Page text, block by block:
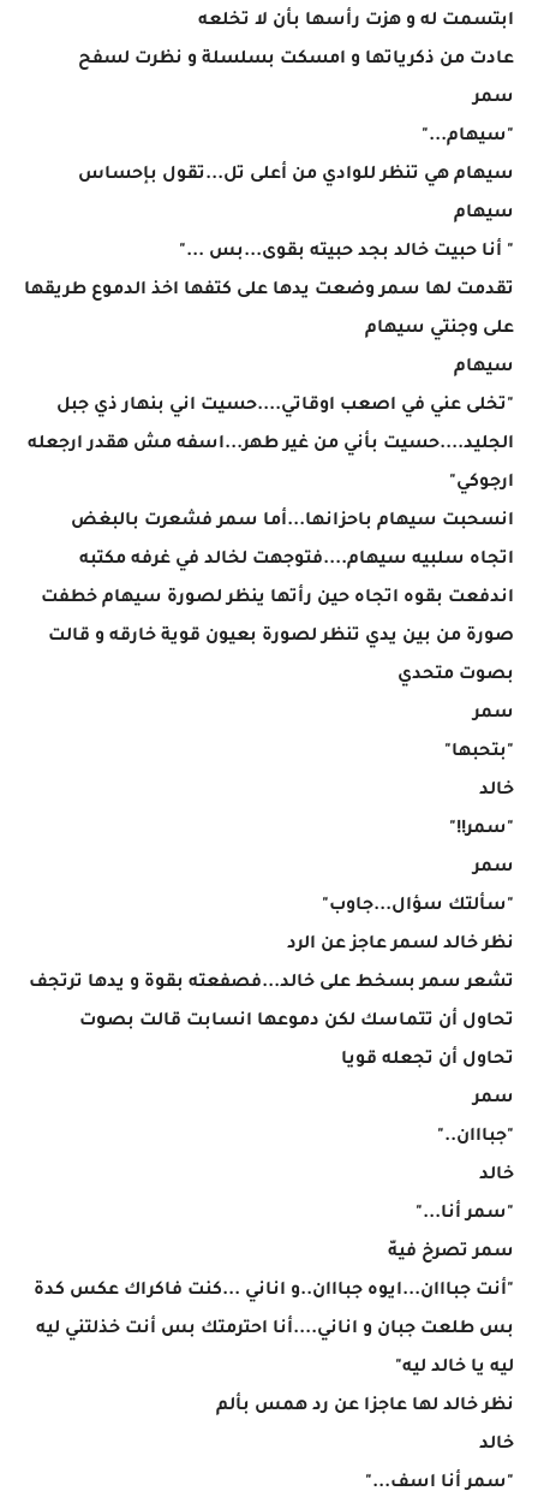
ابتسمت له و هزت رأسها بأن لا تخلعه
عادت من ذكرياتها و امسكت بسلسلة و نظرت لسفح
سمر
"سيهام..."
سيهام هي تنظر للوادي من أعلى تل...تقول بإحساس
سيهام
" أنا حبيت خالد بجد حبيته بقوى...بس ..."
تقدمت لها سمر وضعت يدها على كتفها اخذ الدموع طريقها
على وجنتي سيهام
سيهام
"تخلى عني في اصعب اوقاتي....حسيت اني بنهار ذي جبل
الجليد....حسيت بأني من غير طهر...اسفه مش هقدر ارجعله
ارجوكي"
انسحبت سيهام باحزانها...أما سمر فشعرت بالبغض
اتجاه سلبيه سيهام....فتوجهت لخالد في غرفه مكتبه
اندفعت بقوه اتجاه حين رأتها ينظر لصورة سيهام خطفت
صورة من بين يدي تنظر لصورة بعيون قوية خارقه و قالت
بصوت متحدي
سمر
"بتحبها"
خالد
"سمر!!"
سمر
"سألتك سؤال...جاوب"
نظر خالد لسمر عاجز عن الرد
تشعر سمر بسخط على خالد...فصفعته بقوة و يدها ترتجف
تحاول أن تتماسك لكن دموعها انسابت قالت بصوت
تحاول أن تجعله قويا
سمر
"جبااان.."
خالد
"سمر أنا..."
سمر تصرخ فيهّ
"أنت جبااان...ايوه جبااان..و اناني ...كنت فاكراك عكس كدة
بس طلعت جبان و اناني....أنا احترمتك بس أنت خذلتني ليه
ليه يا خالد ليه"
نظر خالد لها عاجزا عن رد همس بألم
خالد
"سمر أنا اسف..."